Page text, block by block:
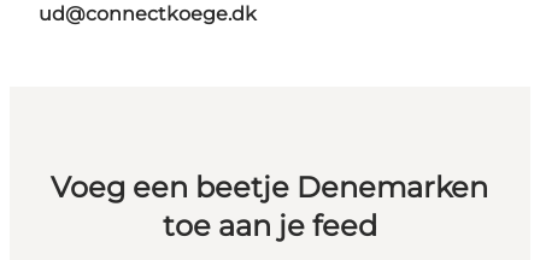
ud@connectkoege.dk
Voeg een beetje Denemarken
toe aan je feed